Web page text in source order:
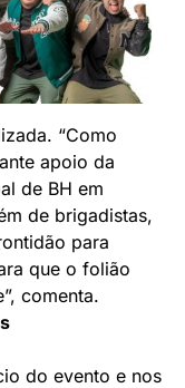
“Como
apoio da
de BH em
de brigadistas,
para
que o folião
comenta.
do evento e nos